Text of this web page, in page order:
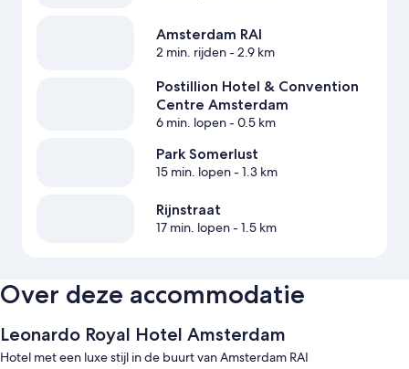
Amsterdam RAI
2 min. rijden- 2.9 km
Postillion Hotel & Convention
Centre Amsterdam
6 min. lopen- 0.5 km
Park Somerlust
15 min. lopen- 1.3 km
Rijnstraat
17 min. lopen- 1.5 km
Over deze accommodatie
Leonardo Royal Hotel Amsterdam
Hotel met een luxe stijl in de buurt van Amsterdam RAI